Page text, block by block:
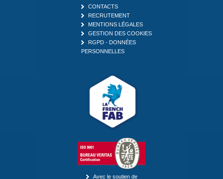
CONTACTS
RECRUTEMENT
MENTIONS LÉGALES
GESTION DES COOKIES
RGPD - DONNÉES
PERSONNELLES
Avec le soutien de